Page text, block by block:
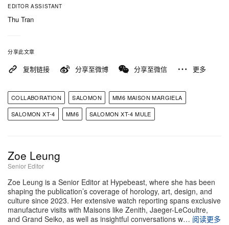
EDITOR ASSISTANT
Thu Tran
分享此文章
复制链接 分享至微博 分享至微信 更多
COLLABORATION SALOMON
MM6 MAISON MARGIELA
SALOMON XT-4
MM6 SALOMON XT-4 MULE
Zoe Leung
Senior Editor
Zoe Leung is a Senior Editor at Hypebeast, where she has been
shaping the publication’s coverage of horology, art, design, and
culture since 2023. Her extensive watch reporting spans exclusive
manufacture visits with Maisons like Zenith, Jaeger-LeCoultre,
and Grand Seiko, as well as insightful conversations w… 阅读更多